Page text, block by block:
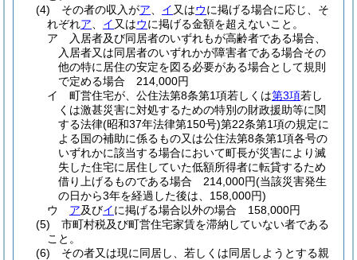
(4)
その者の収入がア イ 又はウに掲げる場合に応じ、そ
れぞれア イ 又はウに掲げる金額を超えないこと。
ア
入居者及び同居者のいずれもが高齢者である場合、
入居者又は同居者のいずれかが障害者である場合その
他の特に居住の安定を図る必要がある場合として規則
で定める場合 214,000円
イ
町営住宅が、公住法第8条第1項若しくは第3項若し
くは激甚災害に対処するための特別の財政援助等に関
する法律(昭和37年法律第150号)第22条第1項の規定に
よる国の補助に係るもの又は公住法第8条第1項各号の
いずれかに該当する場合において町長が災害により滅
失した住宅に居住していた低額所得者に転貸するため
借り上げるものである場合 214,000円(当該災害発生
の日から3年を経過した後は、158,000円)
ウ
ア及びイに掲げる場合以外の場合 158,000円
(5)
市町村税及び町営住宅家賃を滞納していない者である
こと。
(6)
その者又は現に同居し、若しくは同居しようとする親